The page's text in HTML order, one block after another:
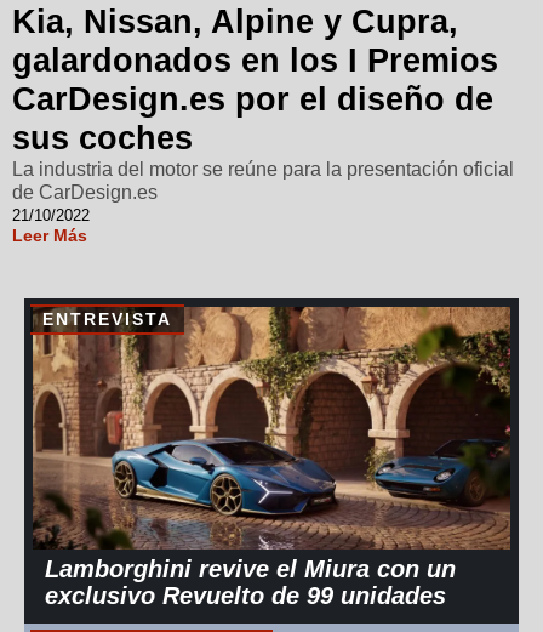
Kia, Nissan, Alpine y Cupra,
galardonados en los I Premios
CarDesign.es por el diseño de
sus coches
La industria del motor se reúne para la presentación oficial
de CarDesign.es
21/10/2022
Leer Más
ENTREVISTA
Lamborghini revive el Miura con un
exclusivo Revuelto de 99 unidades